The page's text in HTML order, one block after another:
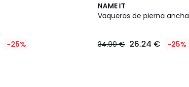
-25%
NAME IT
Vaqueros de pierna ancha
34.99 € 26.24 € -25%